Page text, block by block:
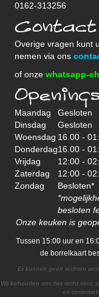
0162-313256
Contact
Overige vragen kunt
nemen via ons
of onze whatsapp-
Maandag
Gesloten
Dinsdag
Gesloten
Woensdag 16.00 -
Donderdag16.00 -
Vrijdag
12:00 -
Zaterdag
12:00 -
Zondag
Besloten*
besloten
Onze keuken is
Tussen 15:00 uur en
de borrelkaart
Er kunnen geen rechten
Wij behouden ons het recht voor,
en